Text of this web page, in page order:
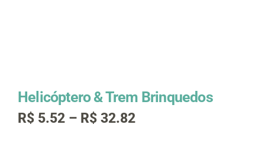
Helicóptero & Trem Brinquedos
R$ 5.52 – R$ 32.82Faixa